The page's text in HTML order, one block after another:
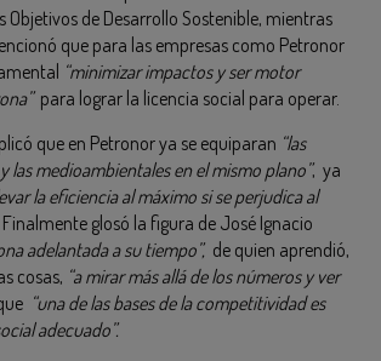
Objetivos de Desarrollo Sostenible, mientras
que para las empresas como Petronor
“minimizar impactos y ser motor
para lograr la licencia social para operar.
que en Petronor ya se equiparan “las
las medioambientales en el mismo plano”, ya
la eficiencia al máximo si se perjudica al
Finalmente glosó la figura de José Ignacio
adelantada a su tiempo”, de quien aprendió,
cosas, “a mirar más allá de los números y ver
“una de las bases de la competitividad es
adecuado”.